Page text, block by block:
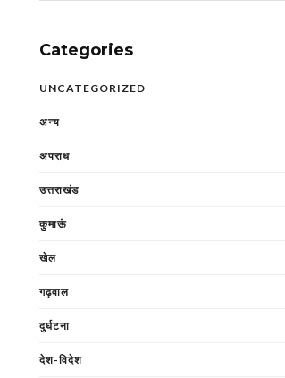
Categories
UNCATEGORIZED
अन्य
अपराध
उत्तराखंड
कुमाऊं
खेल
गढ़वाल
दुर्घटना
देश-विदेश